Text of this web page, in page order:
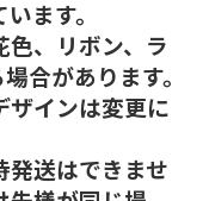
ます。
、リボン、ラ
合があります。
インは変更に
送はできませ